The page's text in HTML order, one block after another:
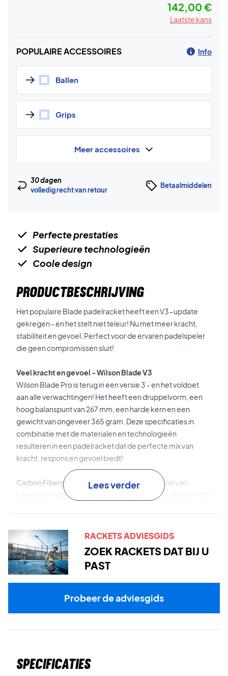
142,00 €
Laatste kans
POPULAIRE ACCESSOIRES Info
Ballen
Grips
Meer accessoires
30 dagen
volledig recht van retour
Betaalmiddelen
Perfecte prestaties
Superieure technologieën
Coole design
PRODUCTBESCHRIJVING
Het populaire Blade padelracket heeft een V3-update
gekregen - en het stelt niet teleur! Nu met meer kracht,
stabiliteit en gevoel. Perfect voor de ervaren padelspeler
die geen compromissen sluit!
Veel kracht en gevoel - Wilson Blade V3
Wilson Blade Pro is terug in een versie 3 - en het voldoet
aan alle verwachtingen! Het heeft een druppelvorm, een
hoog balanspunt van 267 mm, een harde kern en een
gewicht van ongeveer 365 gram. Deze specificaties in
combinatie met de materialen en technologieën
resulteren in een padelracket dat de perfecte mix van
kracht, respons en gevoel biedt!
Carbon Fiberglass Compositeis de combinatie van
koolstof en glasvezel die voor het oppervlak is gebruikt. Dit
Spin Surfaceis het oppervlakpatroon dat een uitstekend
spinpotentieel garandeert.
de diameter van de gaten groter is aan de bovenkant en
kleiner aan de onderkant van het gatenpatroon. Dit zorgt
controle en spin in defensieve slagen en volleys.
dat zorgt voor een uitstekende grip op de bal.
Lees verder
RACKETS ADVIESGIDS
ZOEK RACKETS DAT BIJ U
PAST
Probeer de adviesgids
Specificaties